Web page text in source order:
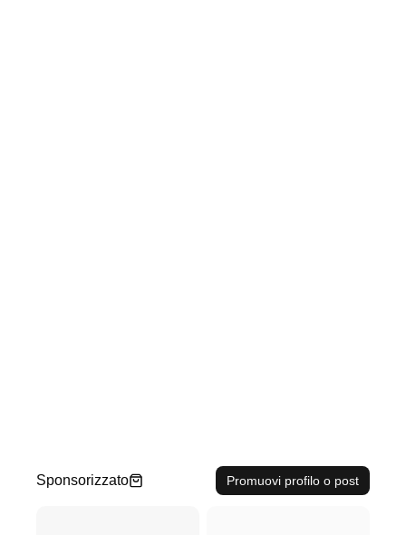
Sponsorizzato Promuovi profilo o post